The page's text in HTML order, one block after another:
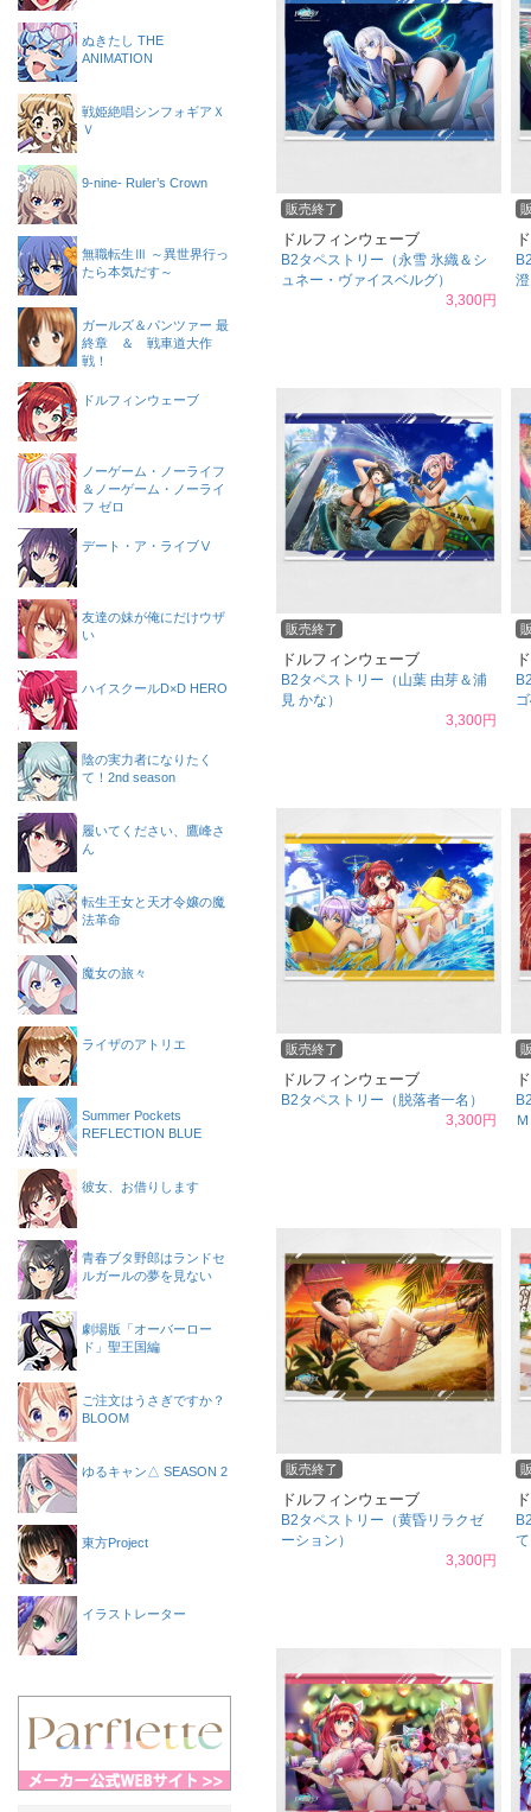
販売終了
ドルフィンウェーブ
B2タペストリー（永雪 氷織＆シ
ュネー・ヴァイスベルグ）
3,300円
販売終了
ドルフィンウェーブ
B2タペストリー（山葉 由芽＆浦
見 かな）
3,300円
販売終了
ドルフィンウェーブ
B2タペストリー（脱落者一名）
3,300円
販売終了
ドルフィンウェーブ
B2タペストリー（黄昏リラクゼ
ーション）
3,300円
ぬきたし THE
ANIMATION
戦姫絶唱シンフォギアＸ
Ｖ
9-nine- Ruler’s Crown
無職転生Ⅲ ～異世界行っ
たら本気だす～
ガールズ＆パンツァー 最
終章 ＆ 戦車道大作
戦！
ドルフィンウェーブ
ノーゲーム・ノーライフ
＆ノーゲーム・ノーライ
フ ゼロ
デート・ア・ライブⅤ
友達の妹が俺にだけウザ
い
ハイスクールD×D HERO
陰の実力者になりたく
て！2nd season
履いてください、鷹峰さ
ん
転生王女と天才令嬢の魔
法革命
魔女の旅々
ライザのアトリエ
Summer Pockets
REFLECTION BLUE
彼女、お借りします
青春ブタ野郎はランドセ
ルガールの夢を見ない
劇場版「オーバーロー
ド」聖王国編
ご注文はうさぎですか？
BLOOM
ゆるキャン△ SEASON 2
東方Project
イラストレーター